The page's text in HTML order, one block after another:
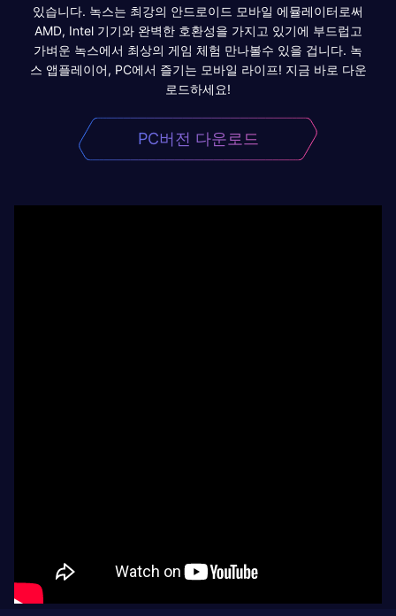
있습니다. 녹스는 최강의 안드로이드 모바일 에뮬레이터로써
AMD, Intel 기기와 완벽한 호환성을 가지고 있기에 부드럽고
가벼운 녹스에서 최상의 게임 체험 만나볼수 있을 겁니다. 녹
스 앱플레이어, PC에서 즐기는 모바일 라이프! 지금 바로 다운
로드하세요!
PC버전 다운로드